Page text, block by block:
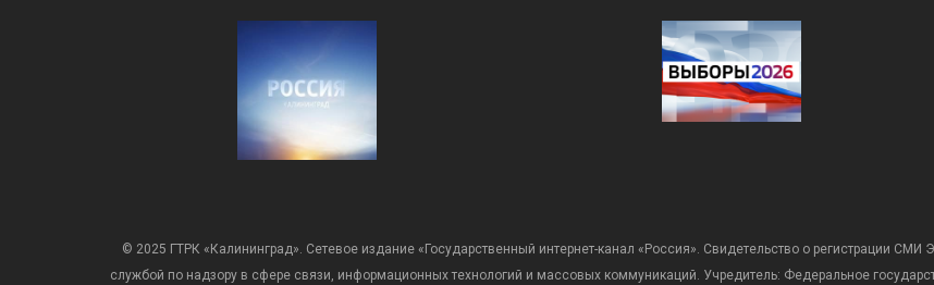
© 2025 ГТРК «Калининград». Сетевое издание «Государственный интернет-канал «Россия». Свидетельство о регистрации
службой по надзору в сфере связи, информационных технологий и массовых коммуникаций. Учредитель: Федеральное